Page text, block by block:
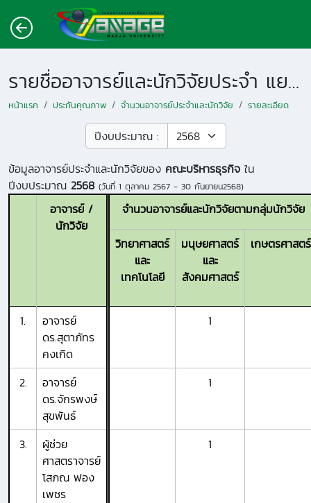
รายชื่ออาจารย์และนักวิจัยประจำ แยกตามหน่วยงาน
หน้าแรก ประกันคุณภาพ จำนวนอาจารย์ประจำและนักวิจัย รายละเอียด
ปีงบประมาณ :
ข้อมูลอาจารย์ประจำและนักวิจัยของ คณะบริหารธุรกิจ ใน
ปีงบประมาณ 2568 (วันที่ 1 ตุลาคม 2567 - 30 กันยายน2568)
อาจารย์ /
นักวิจัย
จำนวนอาจารย์และนักวิจัยตามกลุ่มนักวิจัย
วิทยาศาสตร์
และ
เทคโนโลยี
มนุษยศาสตร์
และ
สังคมศาสตร์
เกษตรศาสตร์
1.
อาจารย์
ดร.สุตาภัทร
คงเกิด
1
2.
อาจารย์
ดร.จักรพงษ์
สุขพันธ์
1
3.
ผู้ช่วย
ศาสตราจารย์
โสภณ ฟอง
เพชร
1